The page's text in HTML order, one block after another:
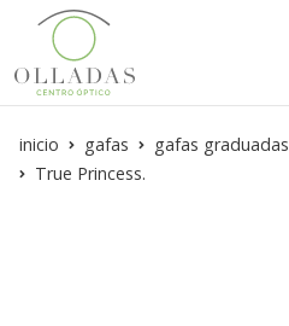
inicio gafas gafas graduadas
True Princess.